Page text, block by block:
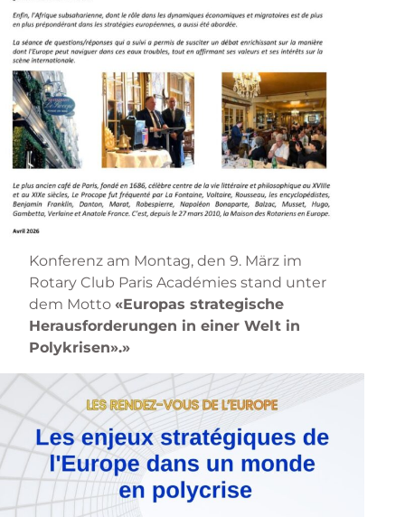
Konferenz am Montag, den 9. März im
Rotary Club Paris Académies stand unter
dem Motto«Europas strategische
Herausforderungen in einer Welt in
Polykrisen».»